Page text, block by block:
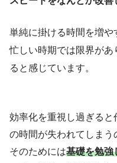
単純に掛ける時間を増
忙しい時期では限界があ
ると感じています。
効率化を重視し過ぎる
の時間が失われてしまう
そのためには基礎を勉強